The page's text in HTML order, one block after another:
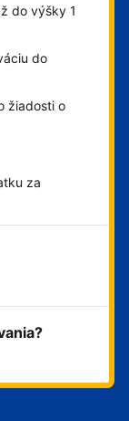
do výšky 1
do
žiadosti o
za